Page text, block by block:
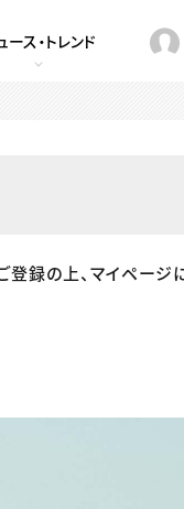
ース・トレンド
録の上、マイページ